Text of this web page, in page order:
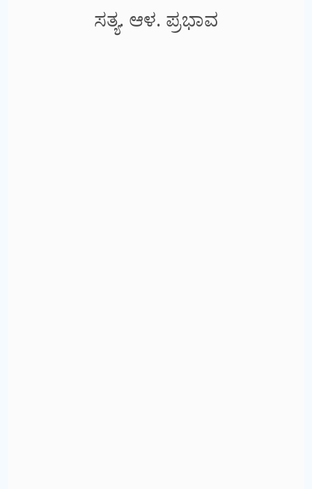
ಸತ್ಯ. ಆಳ. ಪ್ರಭಾವ